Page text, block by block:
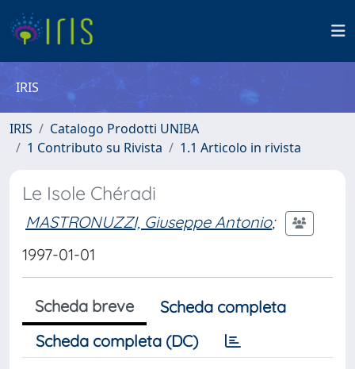
IRIS
IRIS
Catalogo Prodotti UNIBA
1 Contributo su Rivista
1.1 Articolo in rivista
Le Isole Chéradi
MASTRONUZZI, Giuseppe Antonio;
1997-01-01
Scheda breve
Scheda completa
Scheda completa (DC)